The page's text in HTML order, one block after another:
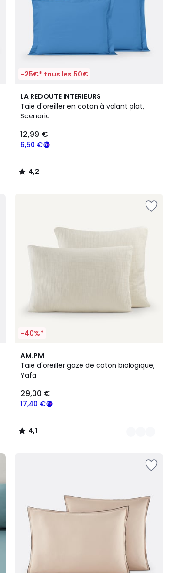
-25€* tous les 50€
LA REDOUTE INTERIEURS
Taie d'oreiller en coton à volant plat,
Scenario
6,50 €
12,99 €
4,2
/ 5
4,2
/
-40%*
AM.PM
Taie d'oreiller gaze de coton biologique,
Yafa
17,40 €
29,00 €
4,1
/ 5
20
Couleurs
4,1
/